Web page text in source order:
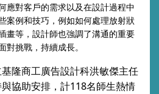
應對客戶的需求以及在設計過程中
案例和技巧，例如如何處理放射狀
畫等，設計師也強調了溝通的重要
對挑戰，持續成長。
隆商工廣告設計科洪敏傑主任
協助安排，計118名師生熱情